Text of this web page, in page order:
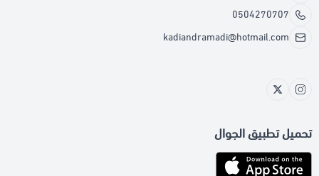
0504270707
kadiandramadi@hotmail.com
تحميل تطبيق الجوال